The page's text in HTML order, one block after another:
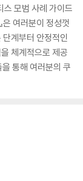
스 모범 사례 가이드
은 여러분이 정성껏
계부터 안정적인
체계적으로 제공
통해 여러분의 쿠